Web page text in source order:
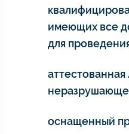
имеющих все
для
оснащенный